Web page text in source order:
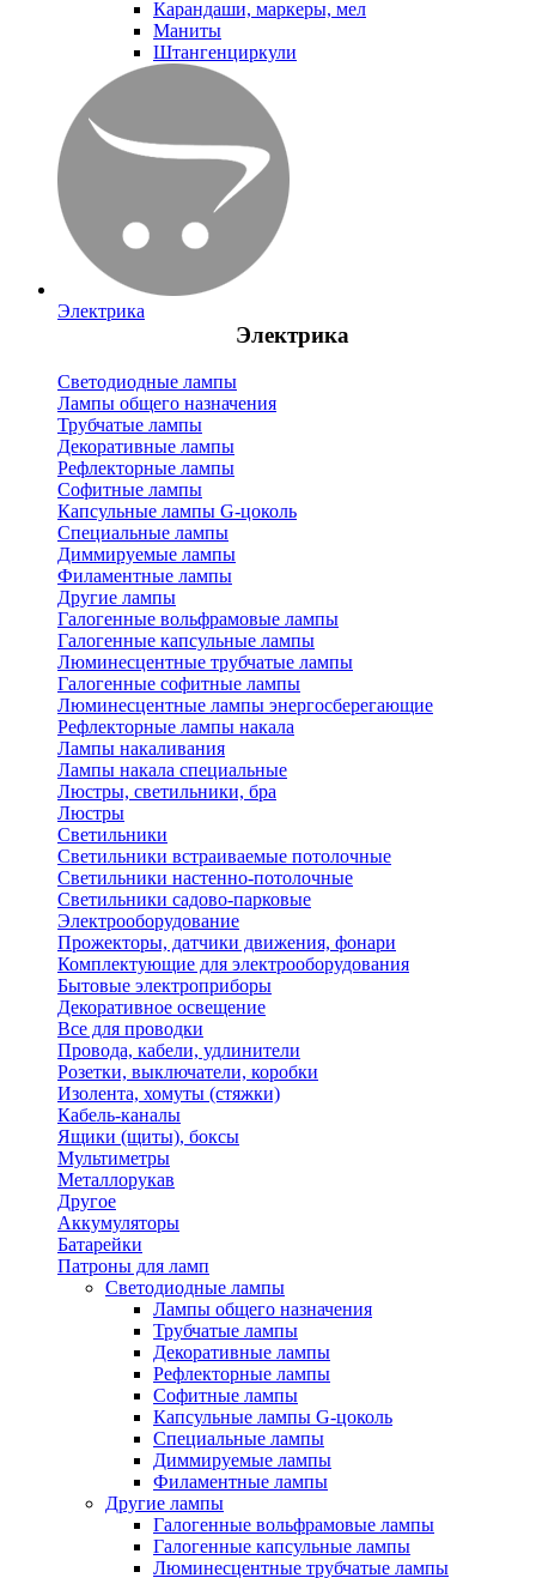
Карандаши, маркеры, мел
Маниты
Штангенциркули
Электрика
Электрика
Светодиодные лампы
Лампы общего назначения
Трубчатые лампы
Декоративные лампы
Рефлекторные лампы
Софитные лампы
Капсульные лампы G-цоколь
Специальные лампы
Диммируемые лампы
Филаментные лампы
Другие лампы
Галогенные вольфрамовые лампы
Галогенные капсульные лампы
Люминесцентные трубчатые лампы
Галогенные софитные лампы
Люминесцентные лампы энергосберегающие
Рефлекторные лампы накала
Лампы накаливания
Лампы накала специальные
Люстры, светильники, бра
Люстры
Светильники
Светильники встраиваемые потолочные
Светильники настенно-потолочные
Светильники садово-парковые
Электрооборудование
Прожекторы, датчики движения, фонари
Комплектующие для электрооборудования
Бытовые электроприборы
Декоративное освещение
Все для проводки
Провода, кабели, удлинители
Розетки, выключатели, коробки
Изолента, хомуты (стяжки)
Кабель-каналы
Ящики (щиты), боксы
Мультиметры
Металлорукав
Другое
Аккумуляторы
Батарейки
Патроны для ламп
Светодиодные лампы
Лампы общего назначения
Трубчатые лампы
Декоративные лампы
Рефлекторные лампы
Софитные лампы
Капсульные лампы G-цоколь
Специальные лампы
Диммируемые лампы
Филаментные лампы
Другие лампы
Галогенные вольфрамовые лампы
Галогенные капсульные лампы
Люминесцентные трубчатые лампы